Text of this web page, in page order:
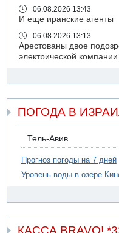
06.08.2026 13:43
И еще иранские агенты
06.08.2026 13:13
Арестованы двое
электрической компании
Возле Кирьят-Арбы
06.08.2026 12:06
США не будут давить на
06.08.2026 11:41
Трое подростков
Взрыв в Северном Тель-
06.08.2026 08:11
Израиль провел
обороны "Хец"
ПОГОДА В
Тель-Авив
Прогноз погоды на 7 дней
Уровень воды в озере
КАССА BRAVO!